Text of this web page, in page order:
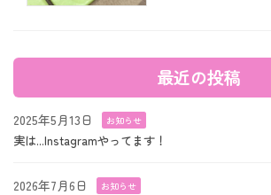
最近の投稿
2025年5月13日 お知らせ
実は...Instagramやってます！
2026年7月6日 お知らせ